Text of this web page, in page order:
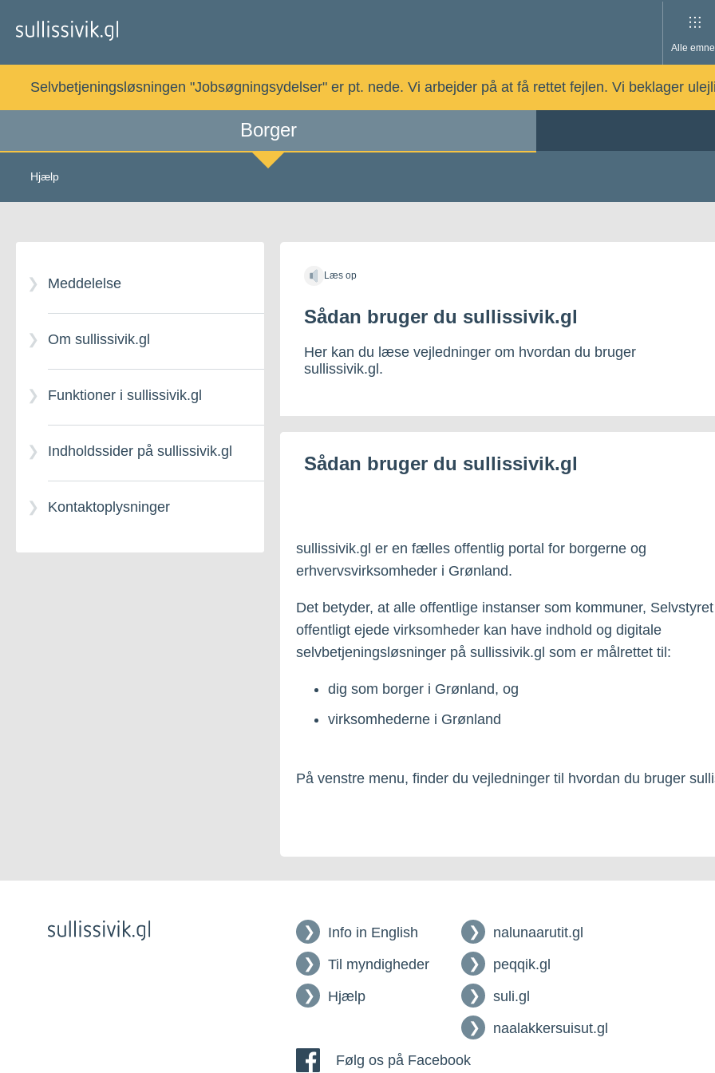
Alle
Selvbetjeningsløsningen "Jobsøgningsydelser" er pt. nede. Vi arbejder på at få rettet fejlen. Vi beklager
Borger
Hjælp
Meddelelse
Om sullissivik.gl
Funktioner i sullissivik.gl
Indholdssider på sullissivik.gl
Kontaktoplysninger
Læs op
Sådan bruger du sullissivik.gl
Her kan du læse vejledninger om hvordan du bruger
sullissivik.gl.
Sådan bruger du sullissivik.gl
sullissivik.gl er en fælles offentlig portal for borgerne og
erhvervsvirksomheder i Grønland.
Det betyder, at alle offentlige instanser som kommuner,
offentligt ejede virksomheder kan have indhold og digitale
selvbetjeningsløsninger på sullissivik.gl som er målrettet til:
dig som borger i Grønland, og
virksomhederne i Grønland
På venstre menu, finder du vejledninger til hvordan du bruger
Info in English
Til myndigheder
Hjælp
nalunaarutit.gl
peqqik.gl
suli.gl
naalakkersuisut.gl
Følg os på Facebook